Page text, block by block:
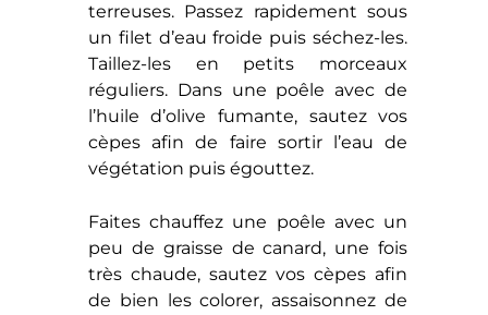
terreuses. Passez rapidement sous
un filet d’eau froide puis séchez-les.
Taillez-les en petits morceaux
réguliers. Dans une poêle avec de
l’huile d’olive fumante, sautez vos
cèpes afin de faire sortir l’eau de
végétation puis égouttez.
Faites chauffez une poêle avec un
peu de graisse de canard, une fois
très chaude, sautez vos cèpes afin
de bien les colorer, assaisonnez de